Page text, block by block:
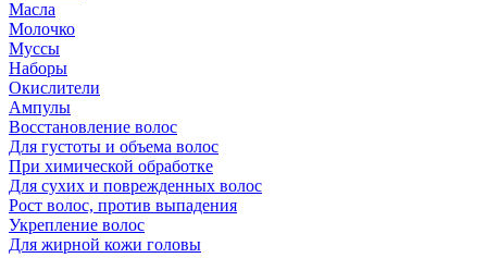
Масла
Молочко
Муссы
Наборы
Окислители
Ампулы
Восстановление волос
Для густоты и объема волос
При химической обработке
Для сухих и поврежденных волос
Рост волос, против выпадения
Укрепление волос
Для жирной кожи головы